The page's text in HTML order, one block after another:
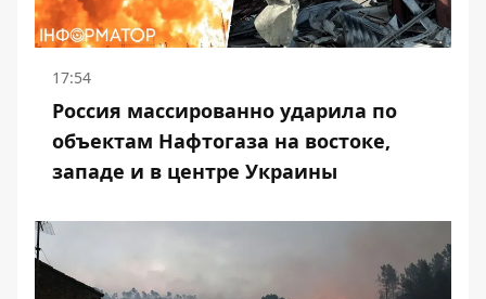
17:54
Россия массированно ударила по
объектам Нафтогаза на востоке,
западе и в центре Украины